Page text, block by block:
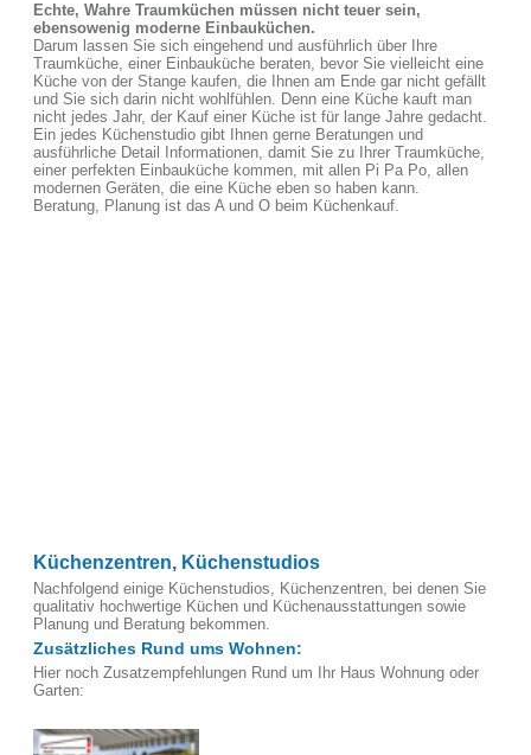
Echte, Wahre Traumküchen müssen nicht teuer sein,
ebensowenig moderne Einbauküchen.
Darum lassen Sie sich eingehend und ausführlich über Ihre
Traumküche, einer Einbauküche beraten, bevor Sie vielleicht eine
Küche von der Stange kaufen, die Ihnen am Ende gar nicht gefällt
und Sie sich darin nicht wohlfühlen. Denn eine Küche kauft man
nicht jedes Jahr, der Kauf einer Küche ist für lange Jahre gedacht.
Ein jedes Küchenstudio gibt Ihnen gerne Beratungen und
ausführliche Detail Informationen, damit Sie zu Ihrer Traumküche,
einer perfekten Einbauküche kommen, mit allen Pi Pa Po, allen
modernen Geräten, die eine Küche eben so haben kann.
Beratung, Planung ist das A und O beim Küchenkauf.
Küchenzentren, Küchenstudios
Nachfolgend einige Küchenstudios, Küchenzentren, bei denen Sie
qualitativ hochwertige Küchen und Küchenausstattungen sowie
Planung und Beratung bekommen.
Zusätzliches Rund ums Wohnen:
Hier noch Zusatzempfehlungen Rund um Ihr Haus Wohnung oder
Garten: